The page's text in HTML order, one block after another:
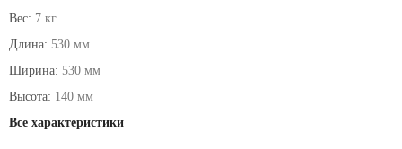
Вес: 7 кг
Длина: 530 мм
Ширина: 530 мм
Высота: 140 мм
Все характеристики